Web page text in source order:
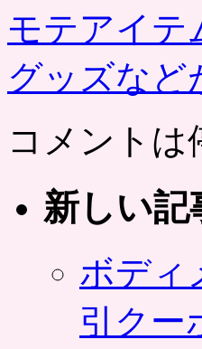
モテアイテ
グッズな
コメントは
新しい記
ボディ
引クー